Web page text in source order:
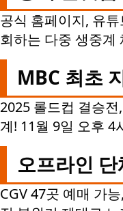
공식 홈페이지, 유
회하는 다중 생중계
MBC 최초
2025 롤드컵 결승
계! 11월 9일 오후 4
오프라인
CGV 47곳 예매 가